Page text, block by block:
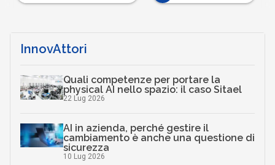
InnovAttori
Quali competenze per portare la
physical AI nello spazio: il caso Sitael
22 Lug 2026
AI in azienda, perché gestire il
cambiamento è anche una questione di
sicurezza
10 Lug 2026